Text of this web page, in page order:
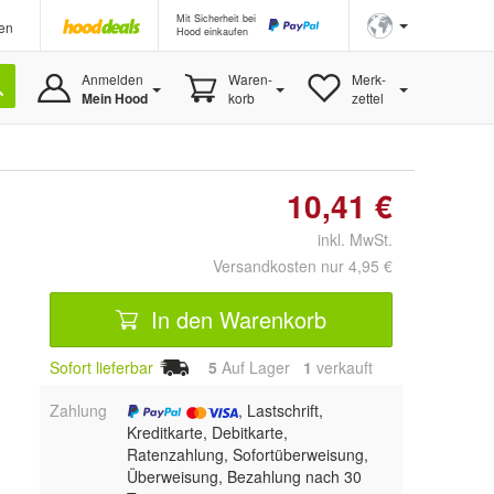
Mit Sicherheit bei
Hood einkaufen
Anmelden
Mein Hood
Waren-
korb
Merk-
zettel
10,41 €
inkl. MwSt.
Versandkosten nur 4,95 €
In den Warenkorb
Sofort lieferbar 5 Auf Lager 1 verkauft
Zahlung
, Lastschrift,
Kreditkarte, Debitkarte,
Ratenzahlung, Sofortüberweisung,
Überweisung, Bezahlung nach 30